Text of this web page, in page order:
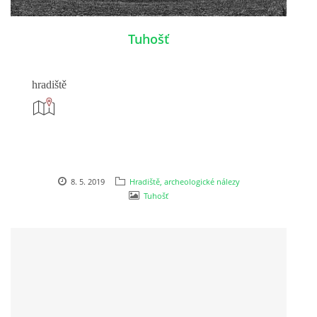
Tuhošť
hradiště
8. 5. 2019
Hradiště, archeologické nálezy
Tuhošť